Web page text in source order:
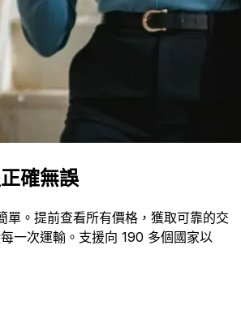
確無誤
單。提前查看所有價格，獲取可靠的交
一次運輸。支援向 190 多個國家以